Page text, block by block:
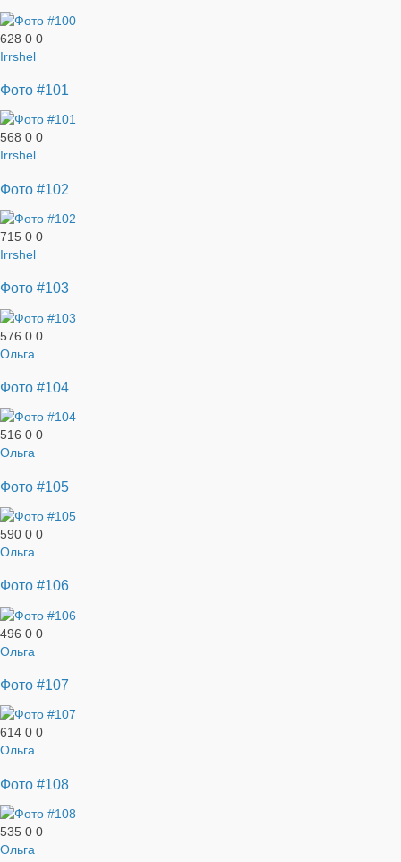
628 0 0
Irrshel
Фото #101
568 0 0
Irrshel
Фото #102
715 0 0
Irrshel
Фото #103
576 0 0
Ольга
Фото #104
516 0 0
Ольга
Фото #105
590 0 0
Ольга
Фото #106
496 0 0
Ольга
Фото #107
614 0 0
Ольга
Фото #108
535 0 0
Ольга